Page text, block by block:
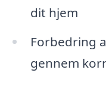
dit hjem
Forbedring
gennem